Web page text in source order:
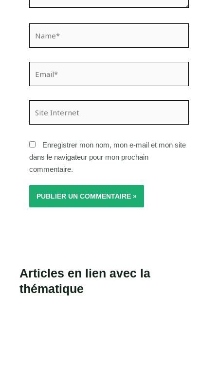
Internet
Enregistrer mon nom, mon e-mail et mon site
dans le navigateur pour mon prochain
commentaire.
Articles en lien avec la
thématique